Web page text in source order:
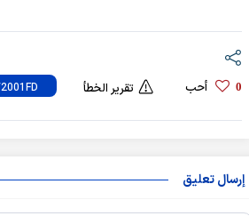
0 أحب تقرير الخطأ
إرسال تعليق